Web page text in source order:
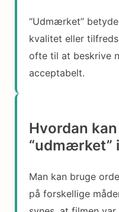
“Udmærket”
kvalitet eller
ofte til at beskrive
acceptabelt.
Hvordan
“udmærket”
Man kan bruge
på forskellige